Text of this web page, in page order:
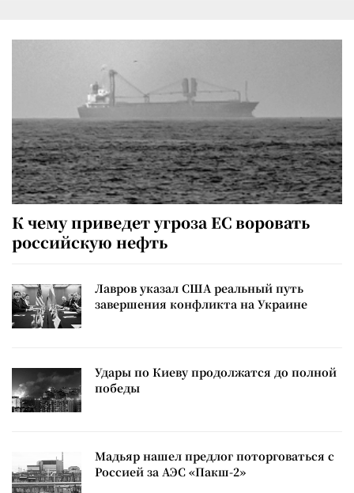
К чему приведет угроза ЕС воровать
российскую нефть
Лавров указал США реальный путь
завершения конфликта на Украине
Удары по Киеву продолжатся до полной
победы
Мадьяр нашел предлог поторговаться с
Россией за АЭС «Пакш-2»